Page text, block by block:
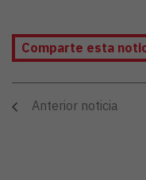
Comparte esta
Anterior noticia